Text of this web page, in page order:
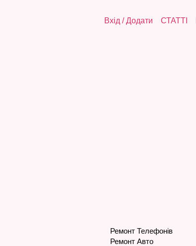
Вхід /Додати СТАТТІ
Ремонт Телефонів
Ремонт Авто